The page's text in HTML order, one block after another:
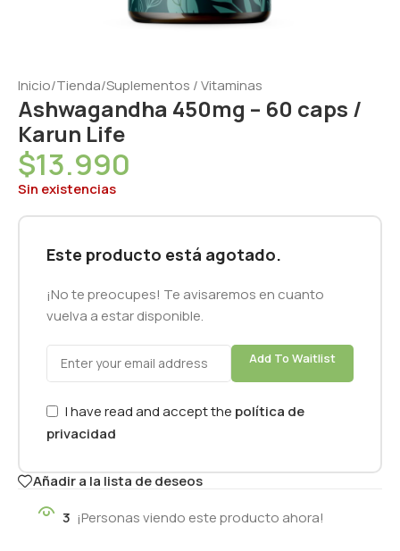
Inicio/Tienda/Suplementos / Vitaminas
Ashwagandha 450mg – 60 caps /
Karun Life
$13.990
Sin existencias
Este producto está agotado.
¡No te preocupes! Te avisaremos en cuanto
vuelva a estar disponible.
Add To Waitlist
I have read and accept the política de
privacidad
Añadir a la lista de deseos
3 ¡Personas viendo este producto ahora!